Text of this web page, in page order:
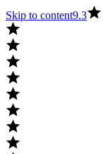
Skip to content9.3